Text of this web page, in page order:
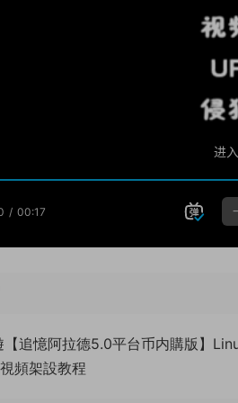
【追憶阿拉德5.0平台币内購版】
頻架設教程